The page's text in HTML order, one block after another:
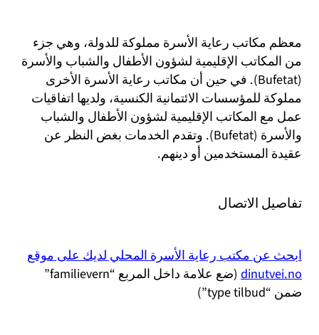
معظم مكاتب رعاية الأسرة مملوكة للدولة، وهي جزء
من المكاتب الإقليمية لشؤون الأطفال والشباب والأسرة
(Bufetat). في حين أن مكاتب رعاية الأسرة الأخرى
مملوكة للمؤسسات الائتمانية الكنسية، ولديها اتفاقيات
عمل مع المكاتب الإقليمية لشؤون الأطفال والشباب
والأسرة (Bufetat). وتقدم الخدمات بغض النظر عن
عقيدة المستخدمين أو دينهم.
تفاصيل الاتصال
ابحث عن مكتب رعاية الأسرة المحلي لديك على موقع
dinutvei.no
(ضع علامة داخل المربع “familievern”
ضمن “type tilbud”)